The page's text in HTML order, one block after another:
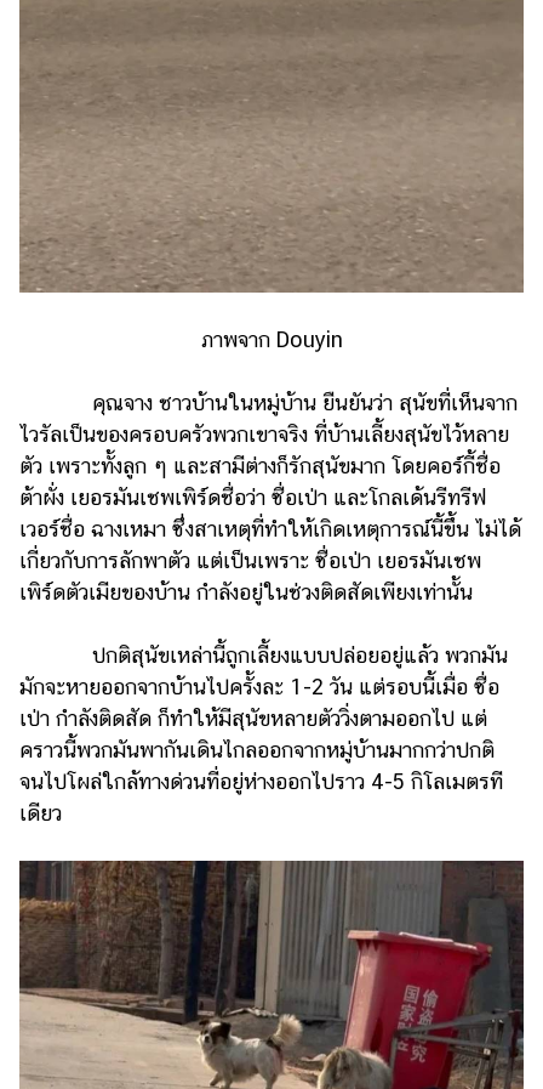
ภาพจาก Douyin
คุณจาง ชาวบ้านในหมู่บ้าน ยืนยันว่า สุนัขที่เห็นจาก
ไวรัลเป็นของครอบครัวพวกเขาจริง ที่บ้านเลี้ยงสุนัขไว้หลาย
ตัว เพราะทั้งลูก ๆ และสามีต่างก็รักสุนัขมาก โดยคอร์กี้ชื่อ
ต้าผั่ง เยอรมันเชพเพิร์ดชื่อว่า ซื่อเป่า และโกลเด้นรีทรีฟ
เวอร์ชื่อ ฉางเหมา ซึ่งสาเหตุที่ทำให้เกิดเหตุการณ์นี้ขึ้น ไม่ได้
เกี่ยวกับการลักพาตัว แต่เป็นเพราะ ซื่อเป่า เยอรมันเชพ
เพิร์ดตัวเมียของบ้าน กำลังอยู่ในช่วงติดสัดเพียงเท่านั้น
ปกติสุนัขเหล่านี้ถูกเลี้ยงแบบปล่อยอยู่แล้ว พวกมัน
มักจะหายออกจากบ้านไปครั้งละ 1-2 วัน แต่รอบนี้เมื่อ ซื่อ
เป่า กำลังติดสัด ก็ทำให้มีสุนัขหลายตัววิ่งตามออกไป แต่
คราวนี้พวกมันพากันเดินไกลออกจากหมู่บ้านมากกว่าปกติ
จนไปโผล่ใกล้ทางด่วนที่อยู่ห่างออกไปราว 4-5 กิโลเมตรที
เดียว